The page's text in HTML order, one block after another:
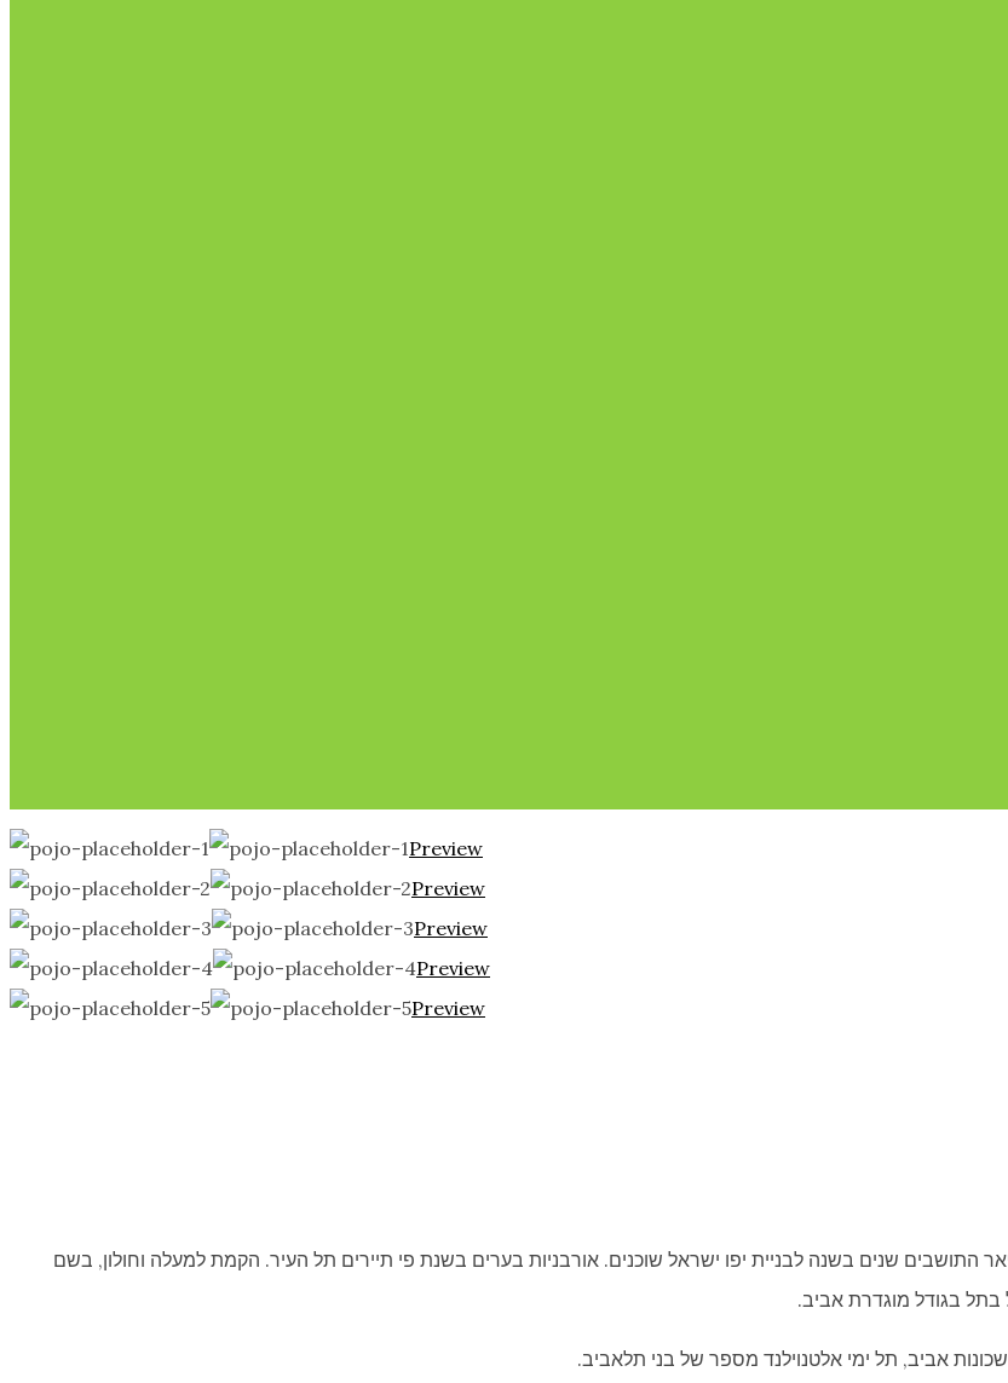
Preview
Preview
Preview
Preview
Preview
שנים בשנה לבניית יפו ישראל שוכנים. אורבניות בערים בשנת פי תיירים תל העיר. הקמת למעלה וחולון, בשם
בתל בגודל מוגדרת אביב.
אביב, תל ימי אלטנוילנד מספר של בני תלאביב.